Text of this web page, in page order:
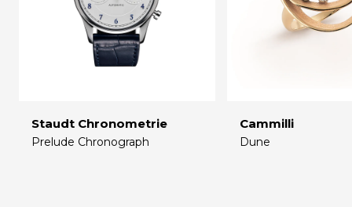
Staudt Chronometrie
Prelude Chronograph
Cammilli
Dune